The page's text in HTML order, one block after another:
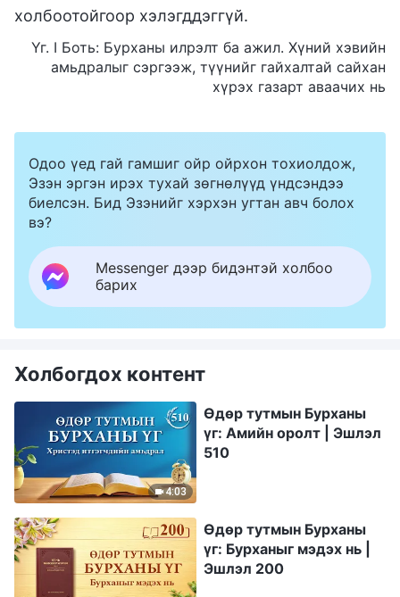
холбоотойгоор хэлэгддэггүй.
Үг. I Боть: Бурханы илрэлт ба ажил. Хүний хэвийн
амьдралыг сэргээж, түүнийг гайхалтай сайхан
хүрэх газарт аваачих нь
Одоо үед гай гамшиг ойр ойрхон тохиолдож,
Эзэн эргэн ирэх тухай зөгнөлүүд үндсэндээ
биелсэн. Бид Эзэнийг хэрхэн угтан авч болох
вэ?
Messenger дээр бидэнтэй холбоо
барих
Холбогдох контент
4:03
Өдөр тутмын Бурханы
үг: Амийн оролт | Эшлэл
510
Өдөр тутмын Бурханы
үг: Бурханыг мэдэх нь |
Эшлэл 200